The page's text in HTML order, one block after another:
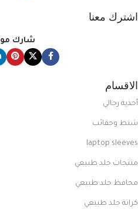
اشترك معنا
شارك
الاقسام
أحذية رجالي
شنط وحقائب
laptop sleeves
منتجات جلد طبيعي
محافظ جلد طبيعي
كراتة جلد طبيعي